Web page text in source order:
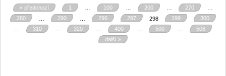
« předchozí 1 … 100 … 200 … 270
…
280
… 290 … 296 297 298 299
300
…
310 … 320 … 400 … 500 …
506
další »